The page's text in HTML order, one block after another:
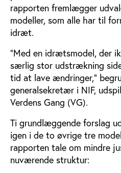
rapporten fremlægger
modeller, som alle har til
idræt.
”Med en idrætsmodel, der
særlig stor udstrækning
tid at lave ændringer,”
generalsekretær i NIF,
Verdens Gang (VG).
Ti grundlæggende forslag
igen i de to øvrige tre
rapporten tale om mindre
nuværende struktur: